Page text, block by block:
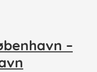
–